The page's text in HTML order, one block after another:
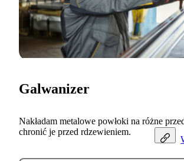
Galwanizer
Nakładam metalowe powłoki na różne
chronić je przed rdzewieniem.